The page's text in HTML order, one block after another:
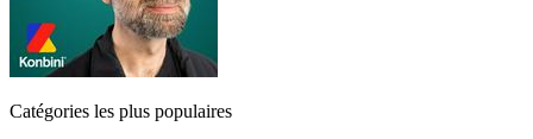
Catégories les plus populaires